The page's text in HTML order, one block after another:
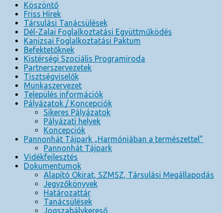
Köszöntő
Friss Hírek
Társulási Tanácsülések
Dél-Zalai Foglalkoztatási Együttműködés
Kanizsai Foglalkoztatási Paktum
Befektetőknek
Kistérségi Szociális Programiroda
Partnerszervezetek
Tisztségviselők
Munkaszervezet
Település információk
Pályázatok / Koncepciók
Sikeres Pályázatok
Pályázati helyek
Koncepciók
Pannonhát Tájpark „Harmóniában a természettel”
Pannonhát Tájpark
Vidékfejlesztés
Dokumentumok
Alapító Okirat, SZMSZ, Társulási Megállapodás
Jegyzőkönyvek
Határozattár
Tanácsülések
Jogszabálykereső